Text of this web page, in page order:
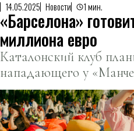
14.05.2025 Новости 1 мин.
«Барселона»
миллиона евро
Каталонский клуб
нападающего у